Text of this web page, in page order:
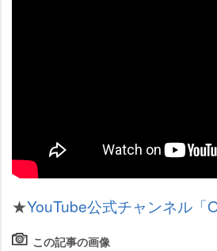
★YouTube公式チャンネル「
この記事の画像